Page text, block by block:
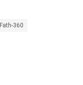
Fath-360